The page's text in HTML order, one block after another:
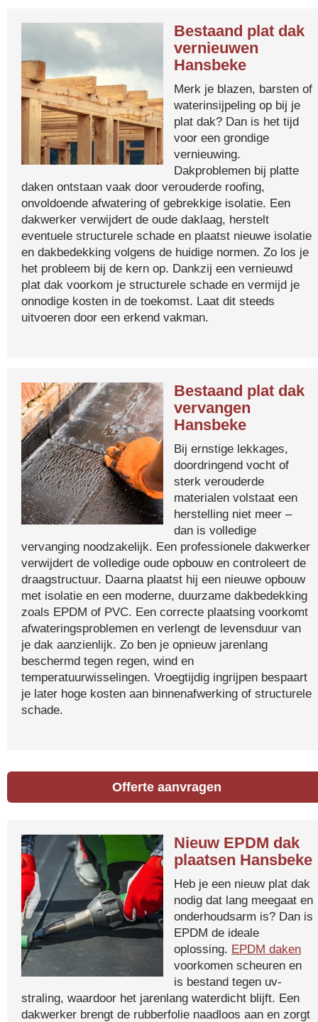
Bestaand plat dak
vernieuwen
Hansbeke
Merk je blazen, barsten of
waterinsijpeling op bij je
plat dak? Dan is het tijd
voor een grondige
vernieuwing.
Dakproblemen bij platte
daken ontstaan vaak door verouderde roofing,
onvoldoende afwatering of gebrekkige isolatie. Een
dakwerker verwijdert de oude daklaag, herstelt
eventuele structurele schade en plaatst nieuwe isolatie
en dakbedekking volgens de huidige normen. Zo los je
het probleem bij de kern op. Dankzij een vernieuwd
plat dak voorkom je structurele schade en vermijd je
onnodige kosten in de toekomst. Laat dit steeds
uitvoeren door een erkend vakman.
Bestaand plat dak
vervangen
Hansbeke
Bij ernstige lekkages,
doordringend vocht of
sterk verouderde
materialen volstaat een
herstelling niet meer –
dan is volledige
vervanging noodzakelijk. Een professionele dakwerker
verwijdert de volledige oude opbouw en controleert de
draagstructuur. Daarna plaatst hij een nieuwe opbouw
met isolatie en een moderne, duurzame dakbedekking
zoals EPDM of PVC. Een correcte plaatsing voorkomt
afwateringsproblemen en verlengt de levensduur van
je dak aanzienlijk. Zo ben je opnieuw jarenlang
beschermd tegen regen, wind en
temperatuurwisselingen. Vroegtijdig ingrijpen bespaart
je later hoge kosten aan binnenafwerking of structurele
schade.
Offerte aanvragen
Nieuw EPDM dak
plaatsen Hansbeke
Heb je een nieuw plat dak
nodig dat lang meegaat en
onderhoudsarm is? Dan is
EPDM de ideale
oplossing. EPDM daken
voorkomen scheuren en
is bestand tegen uv-
straling, waardoor het jarenlang waterdicht blijft. Een
dakwerker brengt de rubberfolie naadloos aan en zorgt